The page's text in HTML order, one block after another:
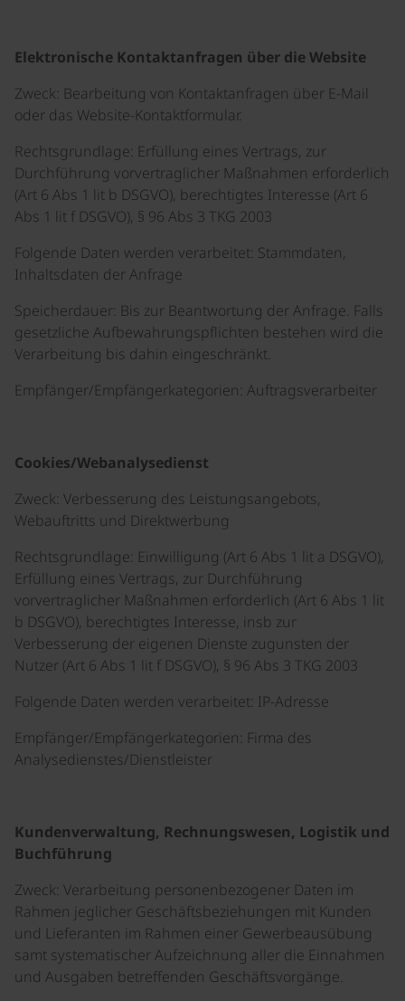
Elektronische Kontaktanfragen über die Website
Zweck: Bearbeitung von Kontaktanfragen über E-Mail
oder das Website-Kontaktformular.
Rechtsgrundlage: Erfüllung eines Vertrags, zur
Durchführung vorvertraglicher Maßnahmen erforderlich
(Art 6 Abs 1 lit b DSGVO), berechtigtes Interesse (Art 6
Abs 1 lit f DSGVO), § 96 Abs 3 TKG 2003
Folgende Daten werden verarbeitet: Stammdaten,
Inhaltsdaten der Anfrage
Speicherdauer: Bis zur Beantwortung der Anfrage. Falls
gesetzliche Aufbewahrungspflichten bestehen wird die
Verarbeitung bis dahin eingeschränkt.
Empfänger/Empfängerkategorien: Auftragsverarbeiter
Cookies/Webanalysedienst
Zweck: Verbesserung des Leistungsangebots,
Webauftritts und Direktwerbung
Rechtsgrundlage: Einwilligung (Art 6 Abs 1 lit a DSGVO),
Erfüllung eines Vertrags, zur Durchführung
vorvertraglicher Maßnahmen erforderlich (Art 6 Abs 1 lit
b DSGVO), berechtigtes Interesse, insb zur
Verbesserung der eigenen Dienste zugunsten der
Nutzer (Art 6 Abs 1 lit f DSGVO), § 96 Abs 3 TKG 2003
Folgende Daten werden verarbeitet: IP-Adresse
Empfänger/Empfängerkategorien: Firma des
Analysedienstes/Dienstleister
Kundenverwaltung, Rechnungswesen, Logistik und
Buchführung
Zweck: Verarbeitung personenbezogener Daten im
Rahmen jeglicher Geschäftsbeziehungen mit Kunden
und Lieferanten im Rahmen einer Gewerbeausübung
samt systematischer Aufzeichnung aller die Einnahmen
und Ausgaben betreffenden Geschäftsvorgänge.